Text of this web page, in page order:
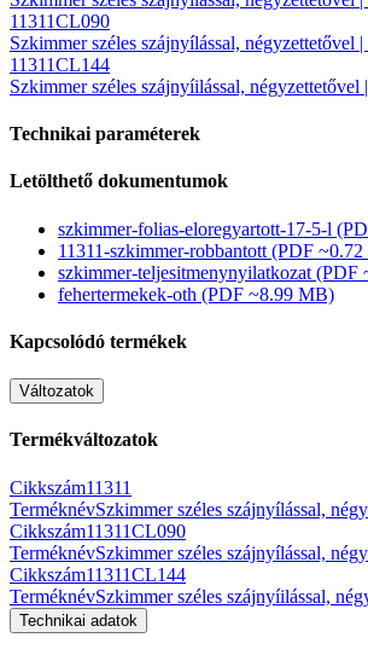
11311CL090
Szkimmer széles szájnyílással, négyzettetővel |
11311CL144
Szkimmer széles szájnyíilással, négyzettetővel
Technikai paraméterek
Letölthető dokumentumok
szkimmer-folias-eloregyartott-17-5-l
11311-szkimmer-robbantott (PDF
szkimmer-teljesitmenynyilatkozat (PDF
fehertermekek-oth (PDF ~8.99 MB)
Kapcsolódó termékek
Változatok
Termékváltozatok
Cikkszám11311
TerméknévSzkimmer széles szájnyílással,
Cikkszám11311CL090
TerméknévSzkimmer széles szájnyílással,
Cikkszám11311CL144
TerméknévSzkimmer széles szájnyíilással,
Technikai adatok